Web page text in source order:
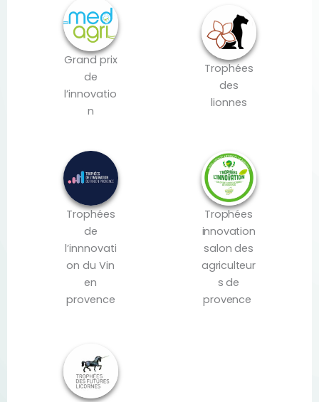
Grand prix
de
l’innovatio
n
Trophées
des
lionnes
Trophées
de
l’innnovati
on du Vin
en
provence
Trophées
innovation
salon des
agriculteur
s de
provence